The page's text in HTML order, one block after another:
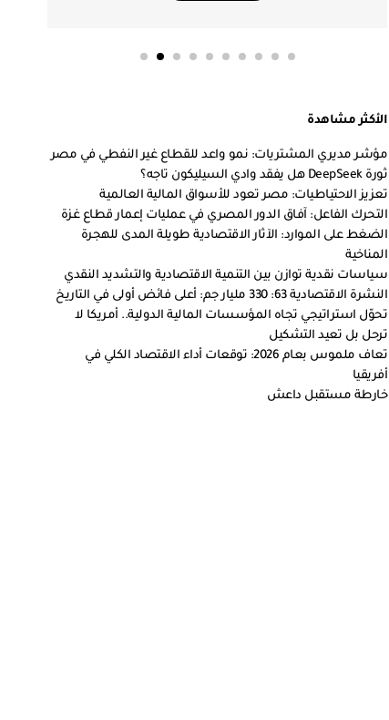
الأكثر مشاهدة
مؤشر مديري المشتريات: نمو واعد للقطاع غير النفطي في مصر
ثورة DeepSeek هل يفقد وادي السيليكون تاجه؟
تعزيز الاحتياطيات: مصر تعود للأسواق المالية العالمية
التحرك الفاعل: آفاق الدور المصري في عمليات إعمار قطاع غزة
الضغط على الموارد: الآثار الاقتصادية طويلة المدى للهجرة
المناخية
سياسات نقدية توازن بين التنمية الاقتصادية والتشديد النقدي
النشرة الاقتصادية 63: 330 مليار جم: أعلى فائض أولى في التاريخ
تحوّل استراتيجي تجاه المؤسسات المالية الدولية.. أمريكا لا
ترحل بل تعيد التشكيل
تعاف ملموس بعام 2026: توقعات أداء الاقتصاد الكلي في
أفريقيا
خارطة مستقبل داعش